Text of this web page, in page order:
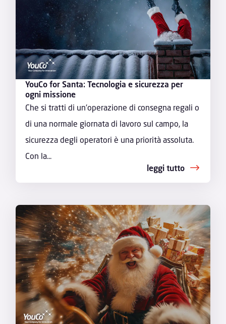
YouCo for Santa: Tecnologia e sicurezza per
ogni missione
Che si tratti di un'operazione di consegna regali o
di una normale giornata di lavoro sul campo, la
sicurezza degli operatori è una priorità assoluta.
Con la...
leggi tutto